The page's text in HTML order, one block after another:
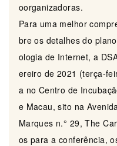
oorganizadoras.
Para uma melhor
bre os detalhes do
ologia de Internet, a
ereiro de 2021 (terça-
a no Centro de
e Macau, sito na
Marques n.° 29, The
os para a conferência,